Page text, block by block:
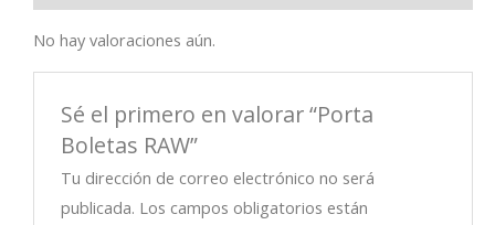
No hay valoraciones aún.
Sé el primero en valorar “Porta
Boletas RAW”
Tu dirección de correo electrónico no será
publicada. Los campos obligatorios están